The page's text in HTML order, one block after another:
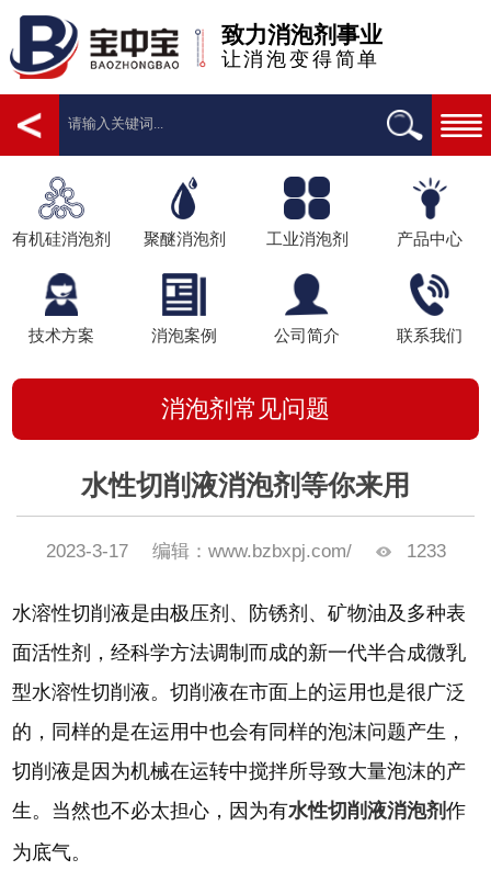
致力消泡剂事业
让消泡变得简单
有机硅消泡剂 聚醚消泡剂 工业消泡剂 产品中心
技术方案 消泡案例 公司简介 联系我们
消泡剂常见问题
水性切削液消泡剂等你来用
2023-3-17 编辑：www.bzbxpj.com/ 1233
水溶性切削液是由极压剂、防锈剂、矿物油及多种表
面活性剂，经科学方法调制而成的新一代半合成微乳
型水溶性切削液。切削液在市面上的运用也是很广泛
的，同样的是在运用中也会有同样的泡沫问题产生，
切削液是因为机械在运转中搅拌所导致大量泡沫的产
生。当然也不必太担心，因为有水性切削液消泡剂作
为底气。